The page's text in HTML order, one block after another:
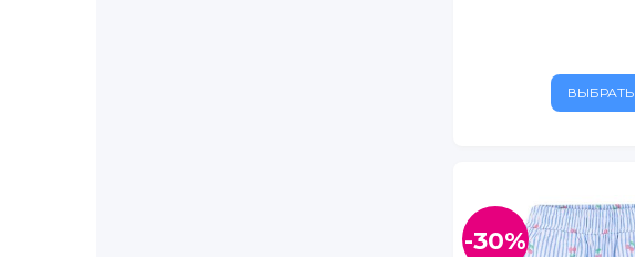
Великий Новгород г., Большая Московская ул., д. 134
ВЫБРАТЬ
-30%